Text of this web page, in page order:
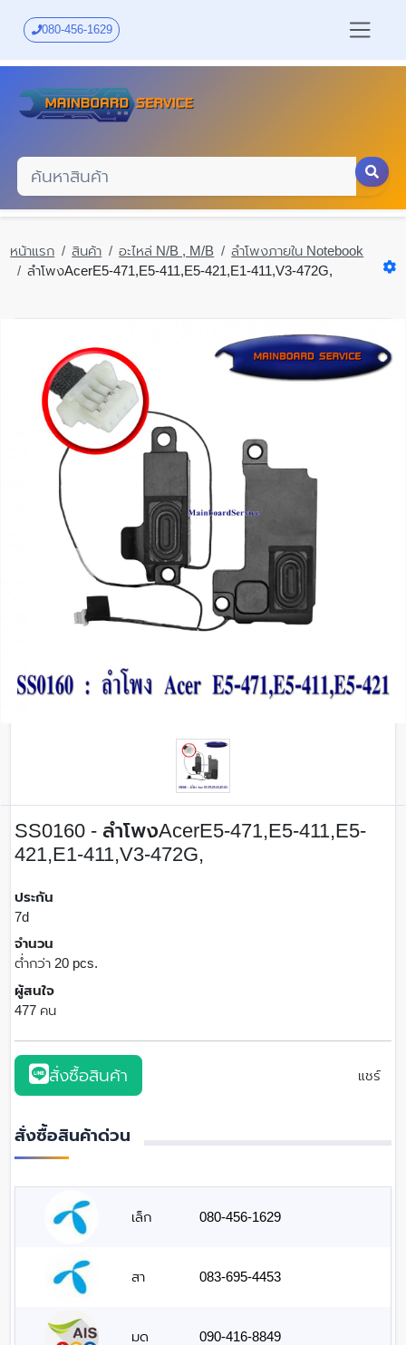
content
080-456-1629
หน้าแรก สินค้า อะไหล่ N/B , M/B
ลำโพงภายใน Notebook
ลำโพงAcerE5-471,E5-411,E5-421,E1-411,V3-472G,
SS0160 - ลำโพงAcerE5-471,E5-411,E5-
421,E1-411,V3-472G,
ประกัน
7d
จำนวน
ต่ำกว่า 20 pcs.
ผู้สนใจ
477 คน
สั่งซื้อสินค้า แชร์
สั่งซื้อสินค้าด่วน
เล็ก 080-456-1629
สา 083-695-4453
มด 090-416-8849